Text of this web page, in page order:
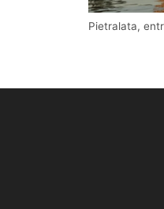
Pietralata,